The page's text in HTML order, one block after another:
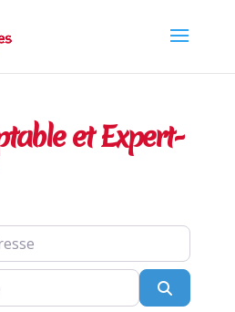
et Expert-